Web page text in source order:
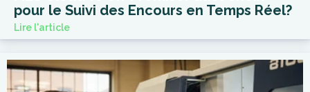
pour le Suivi des Encours en Temps Réel?
Lire l'article